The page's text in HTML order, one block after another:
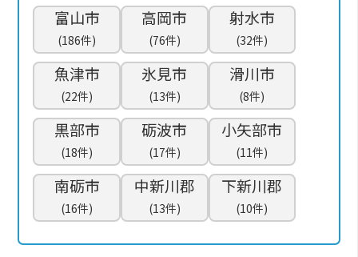
富山市
(186件)
高岡市
(76件)
射水市
(32件)
魚津市
(22件)
氷見市
(13件)
滑川市
(8件)
黒部市
(18件)
砺波市
(17件)
小矢部市
(11件)
南砺市
(16件)
中新川郡
(13件)
下新川郡
(10件)